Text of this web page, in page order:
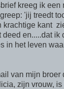
kreeg ik een
'jij treedt
krachtige kant
deed en.....dat
in het leven
van mijn broer
zijn vrouw,